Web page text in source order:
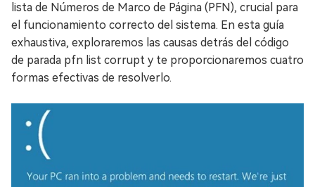
lista de Números de Marco de Página (PFN), crucial para
el funcionamiento correcto del sistema. En esta guía
exhaustiva, exploraremos las causas detrás del código
de parada pfn list corrupt y te proporcionaremos cuatro
formas efectivas de resolverlo.